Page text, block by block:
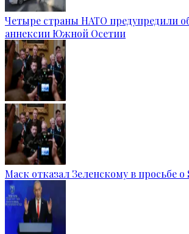
Четыре страны НАТО предупредили
аннексии Южной Осетии
Маск отказал Зеленскому в просьбе